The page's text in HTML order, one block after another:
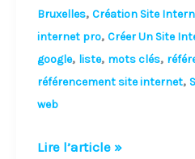
Bruxelles, Création Site
internet pro, Créer Un Site
google, liste, mots clés,
référencement site internet,
web
Lire l’article »